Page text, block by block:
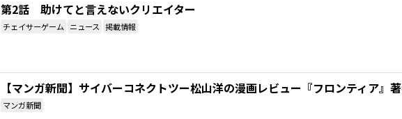
第2話 助けてと言えないクリエイター
チェイサーゲーム ニュース 掲載情報
【マンガ新聞】サイバーコネクトツー松山洋の漫画レビュー『フロンティア』
マンガ新聞